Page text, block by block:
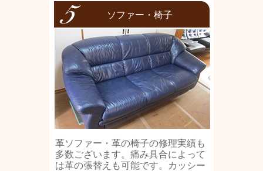
ソファー・椅子
革ソファー・革の椅子の修理実績も
多数ございます。痛み具合によって
は革の張替えも可能です。カッシー